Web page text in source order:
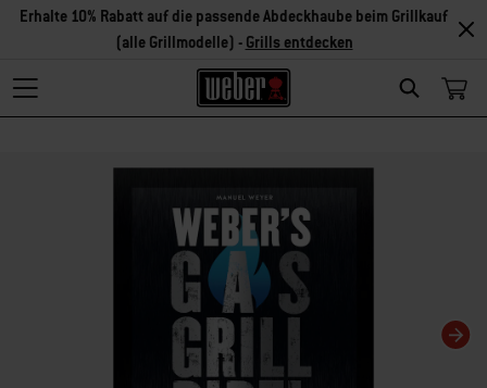
Search
Erhalte 10% Rabatt auf die passende Abdeckhaube beim Grillkauf
(alle Grillmodelle) - Grills entdecken
Changing this current slide of this carousel will change the current slide of